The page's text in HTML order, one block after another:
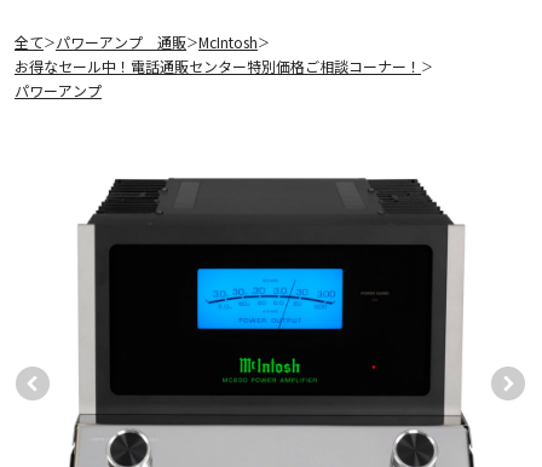
全て＞パワーアンプ 通販＞McIntosh＞
お得なセール中！電話通販センター特別価格ご相談コーナー！ ＞
パワーアンプ